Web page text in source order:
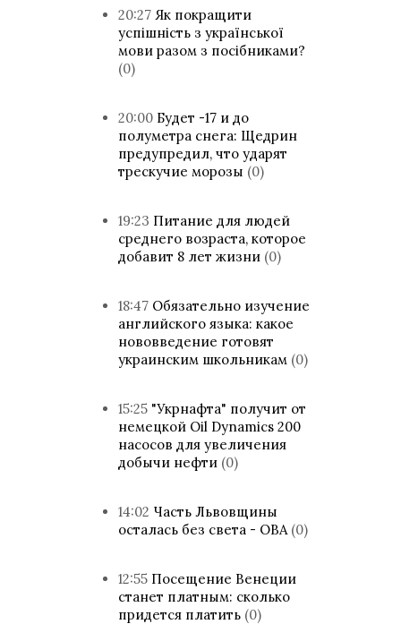
20:27 Як покращити
успішність з української
мови разом з посібниками?
(0)
20:00 Будет -17 и до
полуметра снега: Щедрин
предупредил, что ударят
трескучие морозы (0)
19:23 Питание для людей
среднего возраста, которое
добавит 8 лет жизни (0)
18:47 Обязательно изучение
английского языка: какое
нововведение готовят
украинским школьникам (0)
15:25 "Укрнафта" получит от
немецкой Oil Dynamics 200
насосов для увеличения
добычи нефти (0)
14:02 Часть Львовщины
осталась без света - ОВА (0)
12:55 Посещение Венеции
станет платным: сколько
придется платить (0)